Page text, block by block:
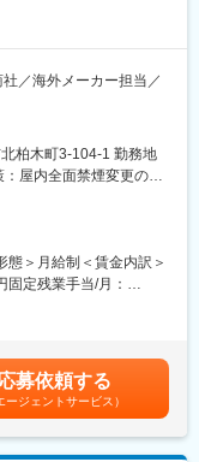
／海外メーカー担当／
、酪農現場のお客様へ
外製品の技術担当とし
お任せします。
キル有りの方尚可
柏木町3-104-1 勤務地
屋内全面禁煙変更の範
態＞月給制＜賃金内訳＞
定残業手当/月：
により決定します。※上
ンセンティブ手当を支
円）■賞与：年2～3回
■燃料手当（10月～3
選考を通じて上下する
募依頼する
ージェントサービス）